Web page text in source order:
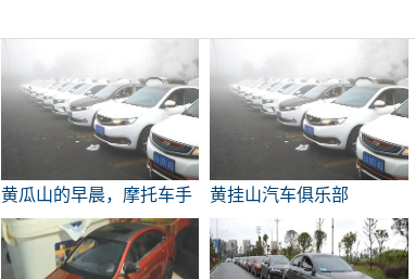
黄瓜山的早晨，摩托车手
们聚集在一起
黄挂山汽车俱乐部